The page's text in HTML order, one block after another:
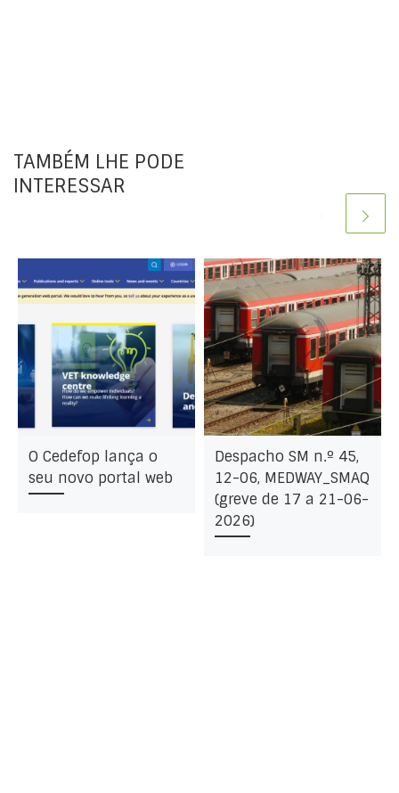
TAMBÉM LHE PODE
INTERESSAR
O Cedefop lança o
seu novo portal web
Despacho SM n.º 45,
12-06, MEDWAY_SMAQ
(greve de 17 a 21-06-
2026)